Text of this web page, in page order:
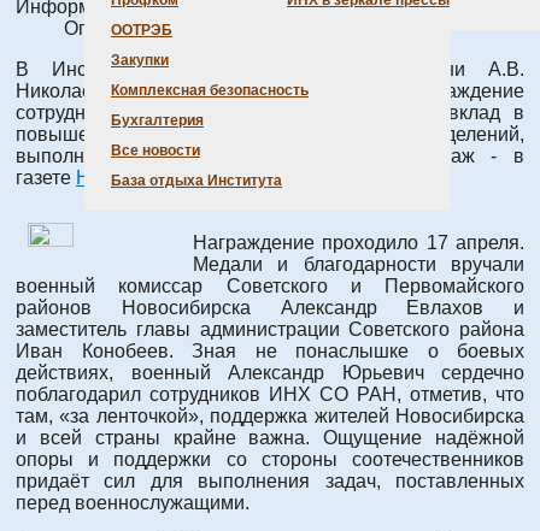
ООТРЭБ
Закупки
Комплексная безопасность
Бухгалтерия
Все новости
База отдыха Института
Информация о материале
Опубликовано: 22 апреля 2025
В Институте неорганической химии имени А.В.
Николаева СО РАН состоялось награждение
сотрудников, которые внесли значительный вклад в
повышение боевой готовности подразделений,
выполняющих задачи в зоне СВО. Репортаж - в
газете Навигатор,21 апреля 2025.
Награждение проходило 17 апреля.
Медали и благодарности вручали
военный комиссар Советского и Первомайского
районов Новосибирска Александр Евлахов и
заместитель главы администрации Советского района
Иван Конобеев. Зная не понаслышке о боевых
действиях, военный Александр Юрьевич сердечно
поблагодарил сотрудников ИНХ СО РАН, отметив, что
там, «за ленточкой», поддержка жителей Новосибирска
и всей страны крайне важна. Ощущение надёжной
опоры и поддержки со стороны соотечественников
придаёт сил для выполнения задач, поставленных
перед военнослужащими.